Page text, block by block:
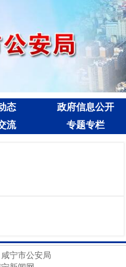
态
政府信息公开
流 专题专栏
宁市公安局